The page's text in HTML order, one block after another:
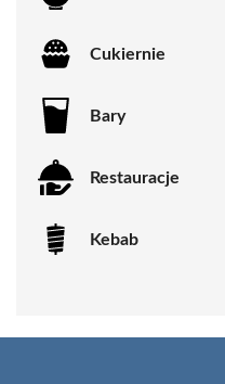
Cukiernie
Bary
Restauracje
Kebab